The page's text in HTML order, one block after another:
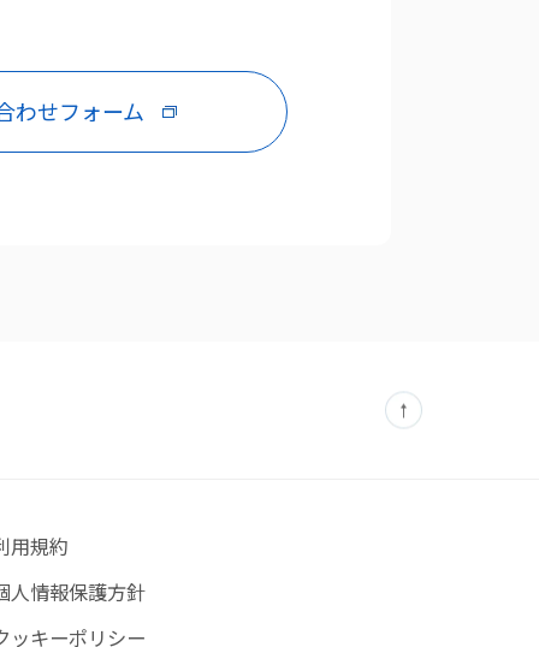
わせフォーム
用規約
人情報保護方針
ッキーポリシー